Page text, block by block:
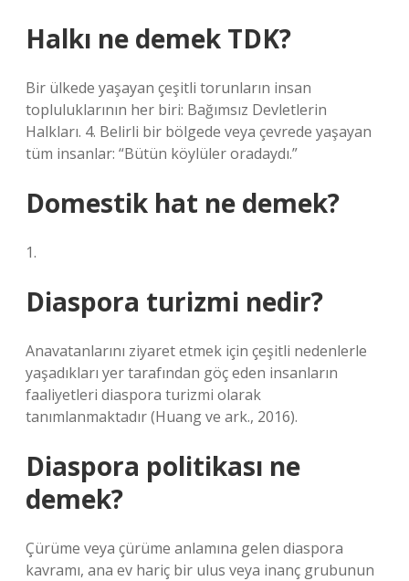
Halkı ne demek TDK?
Bir ülkede yaşayan çeşitli torunların insan
topluluklarının her biri: Bağımsız Devletlerin
Halkları. 4. Belirli bir bölgede veya çevrede yaşayan
tüm insanlar: “Bütün köylüler oradaydı.”
Domestik hat ne demek?
1.
Diaspora turizmi nedir?
Anavatanlarını ziyaret etmek için çeşitli nedenlerle
yaşadıkları yer tarafından göç eden insanların
faaliyetleri diaspora turizmi olarak
tanımlanmaktadır (Huang ve ark., 2016).
Diaspora politikası ne
demek?
Çürüme veya çürüme anlamına gelen diaspora
kavramı, ana ev hariç bir ulus veya inanç grubunun